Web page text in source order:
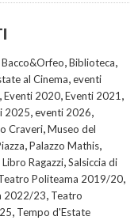
Bacco&Orfeo,Biblioteca,
al Cinema,eventi
,Eventi 2020,Eventi 2021,
2025,eventi 2026,
Craveri,Museo del
,Palazzo Mathis,
Libro Ragazzi,Salsiccia di
Politeama 2019/20,
2022/23, Teatro
, Tempo d'Estate